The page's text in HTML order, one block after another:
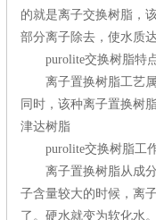
的就是离子交换树脂，
部分离子除去，使水质
purolite交换树脂特
离子置换树脂工艺属
同时，该种离子置换树
津达树脂
purolite交换树脂工
离子置换树脂从成分
子含量较大的时候，离
了。硬水就变为软化水